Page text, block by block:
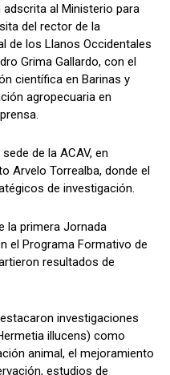
al Ministerio para
del rector de la
de los Llanos Occidentales
Grima Gallardo, con el
científica en Barinas y
agropecuaria en
de la ACAV, en
Arvelo Torrealba, donde el
de investigación.
la primera Jornada
el Programa Formativo de
resultados de
investigaciones
illucens) como
animal, el mejoramiento
estudios de